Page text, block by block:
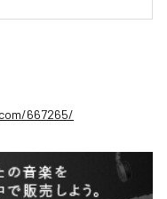
667265/